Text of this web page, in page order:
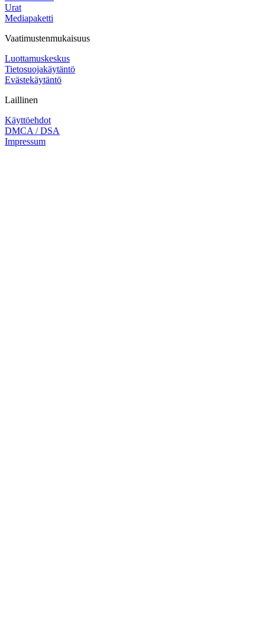
Urat
Mediapaketti
Vaatimustenmukaisuus
Luottamuskeskus
Tietosuojakäytäntö
Evästekäytäntö
Laillinen
Käyttöehdot
DMCA / DSA
Impressum